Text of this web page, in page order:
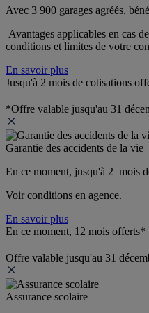
Avec 3 900 garages agréés,
Avantages applicables en cas
conditions et limites de votre
En savoir plus
Jusqu'à 2 mois de cotisations
*Offre valable jusqu'au 31
Garantie des accidents de la vie
En ce moment, jusqu'à 2  mois
Voir conditions en agence.
En savoir plus
En ce moment, 12 mois offerts*
Offre valable jusqu'au 31
Assurance scolaire